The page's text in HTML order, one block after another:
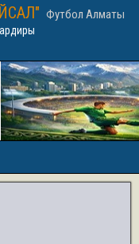
Футбол Алматы